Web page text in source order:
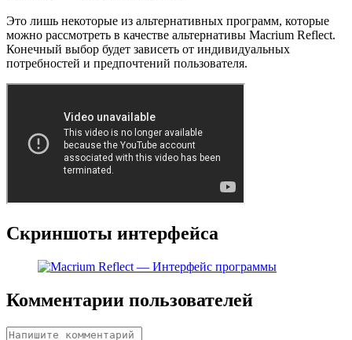
Это лишь некоторые из альтернативных программ, которые
можно рассмотреть в качестве альтернативы Macrium Reflect.
Конечный выбор будет зависеть от индивидуальных
потребностей и предпочтений пользователя.
Скриншоты интерфейса
Комментарии пользователей